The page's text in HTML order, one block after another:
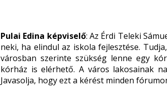
Pulai Edina képviselő: Az Érdi Teleki
neki, ha elindul az iskola fejlesztése.
városban szerinte szükség lenne egy
kórház is elérhető. A város lakosainak
Javasolja, hogy ezt a kérést minden